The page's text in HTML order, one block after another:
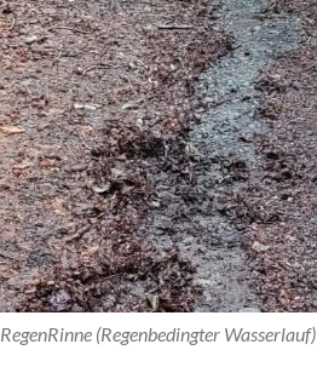
RegenRinne (Regenbedingter Wasserlauf)